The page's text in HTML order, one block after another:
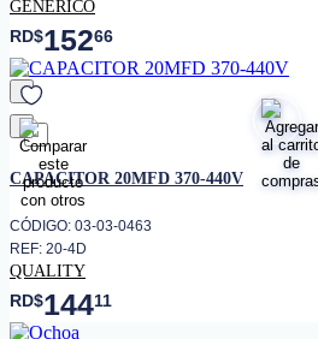
GENERICO
RD$15266
favorito
CAPACITOR 20MFD 370-440V
CÓDIGO: 03-03-0463
REF: 20-4D
QUALITY
RD$14411